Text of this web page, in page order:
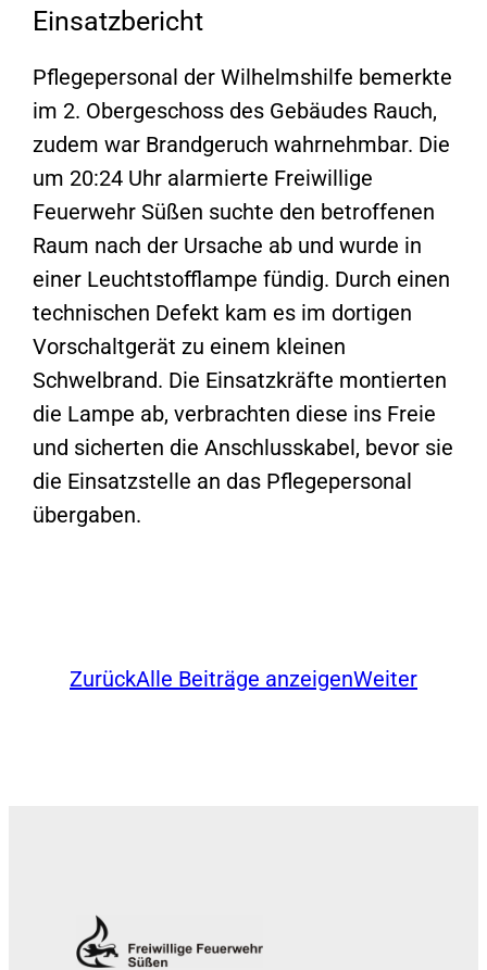
Einsatzbericht
Pflegepersonal der Wilhelmshilfe bemerkte
im 2. Obergeschoss des Gebäudes Rauch,
zudem war Brandgeruch wahrnehmbar. Die
um 20:24 Uhr alarmierte Freiwillige
Feuerwehr Süßen suchte den betroffenen
Raum nach der Ursache ab und wurde in
einer Leuchtstofflampe fündig. Durch einen
technischen Defekt kam es im dortigen
Vorschaltgerät zu einem kleinen
Schwelbrand. Die Einsatzkräfte montierten
die Lampe ab, verbrachten diese ins Freie
und sicherten die Anschlusskabel, bevor sie
die Einsatzstelle an das Pflegepersonal
übergaben.
ZurückAlle Beiträge anzeigenWeiter